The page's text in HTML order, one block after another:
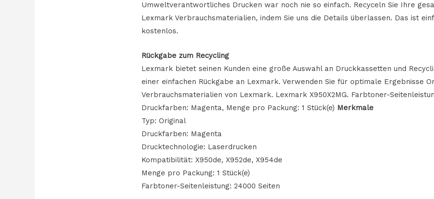
Umweltverantwortliches Drucken war noch nie so einfach. Recyceln Sie Ihre
Lexmark Verbrauchsmaterialien, indem Sie uns die Details überlassen. Das ist
kostenlos.
Rückgabe zum Recycling
Lexmark bietet seinen Kunden eine große Auswahl an Druckkassetten und
einer einfachen Rückgabe an Lexmark. Verwenden Sie für optimale Ergebnisse
Verbrauchsmaterialien von Lexmark. Lexmark X950X2MG. Farbtoner-
Druckfarben: Magenta, Menge pro Packung: 1 Stück(e) Merkmale
Typ: Original
Druckfarben: Magenta
Drucktechnologie: Laserdrucken
Kompatibilität: X950de, X952de, X954de
Menge pro Packung: 1 Stück(e)
Farbtoner-Seitenleistung: 24000 Seiten